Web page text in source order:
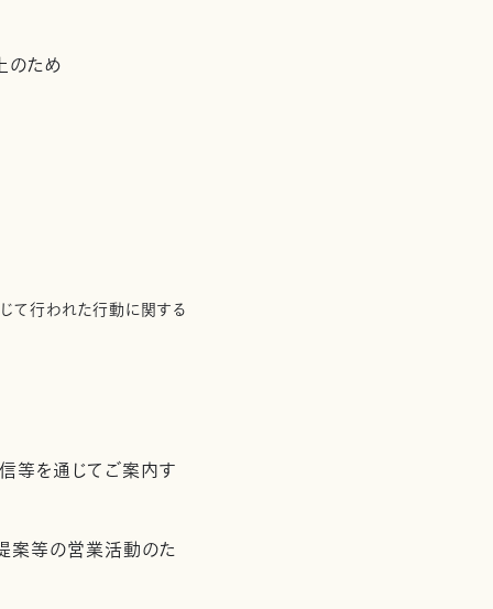
のため
て行われた行動に関する
信等を通じてご案内す
案等の営業活動のた